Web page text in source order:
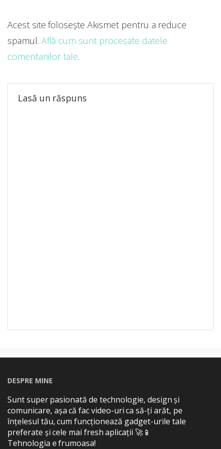
Lasă un răspuns
Acest site folosește Akismet pentru a reduce
spamul. Află cum sunt procesate datele
comentariilor tale.
DESPRE MINE
Sunt super pasionată de technologie, design și
comunicare, așa că fac video-uri ca să-ți arăt, pe
înțelesul tău, cum funcționează gadget-urile tale
preferate și cele mai fresh aplicații 🚀📱
Tehnologia e frumoasa!